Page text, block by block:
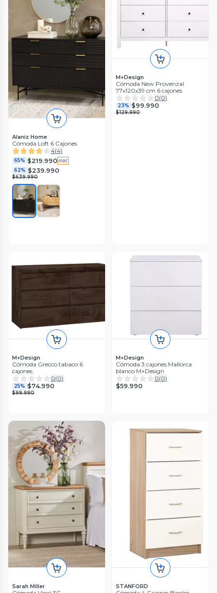
Alaniz Home
Cómoda Loft 6 Cajones
4(4)
65% $219.990
62% $239.990
$639.990
M+Design
Cómoda New Provenzal
77x120x39 cm 6 cajones
0(0)
23% $99.990
$129.990
M+Design
Cómoda Grecco tabaco 6
cajones
0(0)
25% $74.990
$99.990
M+Design
Cómoda 3 cajones Mallorca
blanco M+Design
0(0)
$59.990
Sarah Miller STANFORD